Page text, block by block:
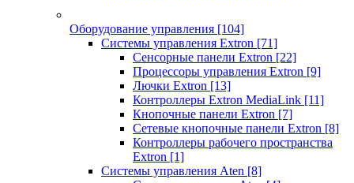
Оборудование управления [104]
Системы управления Extron [71]
Сенсорные панели Extron [22]
Процессоры управления Extron [9]
Лючки Extron [13]
Контроллеры Extron MediaLink [11]
Кнопочные панели Extron [7]
Сетевые кнопочные панели Extron [8]
Контроллеры рабочего пространства
Extron [1]
Системы управления Aten [8]